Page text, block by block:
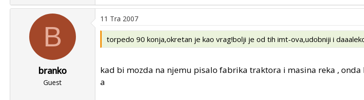
B
branko
Guest
11 Tra 2007
torpedo 90 konja,okretan je kao vrag!bolji je od tih imt-ova,udobniji i
kad bi mozda na njemu pisalo fabrika traktora i masina reka ,
a